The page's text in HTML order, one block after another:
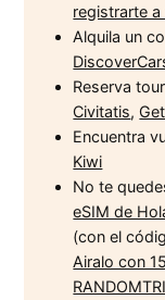
registrarte
Alquila un
Reserva
Civitatis,
Encuentra
Kiwi
No te
eSIM de
(con el
Airalo con